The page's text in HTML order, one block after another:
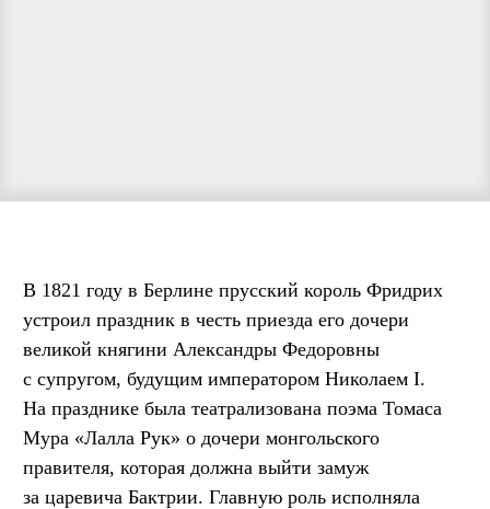
В 1821 году в Берлине прусский король Фридрих
устроил праздник в честь приезда его дочери
великой княгини Александры Федоровны
с супругом, будущим императором Николаем I.
На празднике была театрализована поэма Томаса
Мура «Лалла Рук» о дочери монгольского
правителя, которая должна выйти замуж
за царевича Бактрии. Главную роль исполняла